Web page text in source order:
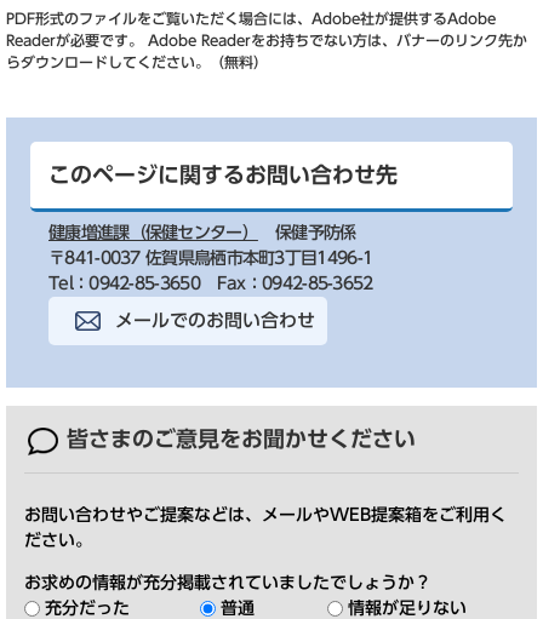
PDF形式のファイルをご覧いただく場合には、Adobe社が提供するAdobe
Readerが必要です。
Adobe Readerをお持ちでない方は、バナーのリンク先か
らダウンロードしてください。（無料）
このページに関するお問い合わせ先
健康増進課（保健センター）
保健予防係
〒841-0037 佐賀県鳥栖市本町3丁目1496-1
Tel：0942-85-3650
Fax：0942-85-3652
メールでのお問い合わせ
皆さまのご意見をお聞かせください
お問い合わせやご提案などは、メールやWEB提案箱をご利用く
ださい。
お求めの情報が充分掲載されていましたでしょうか？
充分だった
普通 情報が足りない